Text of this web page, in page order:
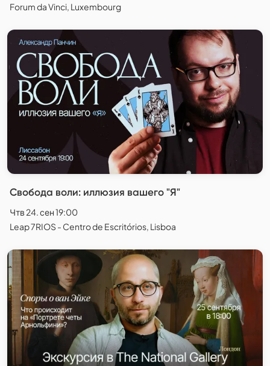
Forum da Vinci, Luxembourg
Свобода воли: иллюзия вашего "Я"
Чтв 24. сен 19:00
Leap 7RIOS - Centro de Escritórios, Lisboa